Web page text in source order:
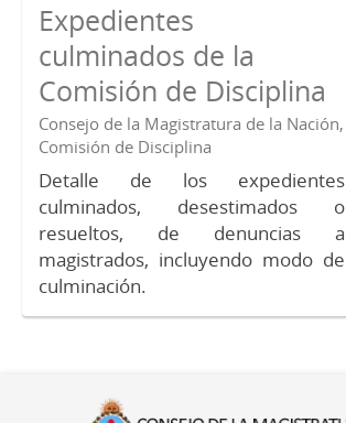
Expedientes
culminados de la
Comisión de Disciplina
Consejo de la Magistratura de la Nación,
Comisión de Disciplina
Detalle de los expedientes
culminados, desestimados o
resueltos, de denuncias a
magistrados, incluyendo modo de
culminación.